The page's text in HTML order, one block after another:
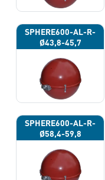
SPHERE600-AL-R-
Ø43,8-45,7
SPHERE600-AL-R-
Ø58,4-59,8